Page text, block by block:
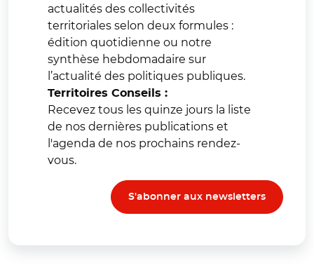
actualités des collectivités
territoriales selon deux formules :
édition quotidienne ou notre
synthèse hebdomadaire sur
l’actualité des politiques publiques.
Territoires Conseils :
Recevez tous les quinze jours la liste
de nos dernières publications et
l'agenda de nos prochains rendez-
vous.
S'abonner aux newsletters